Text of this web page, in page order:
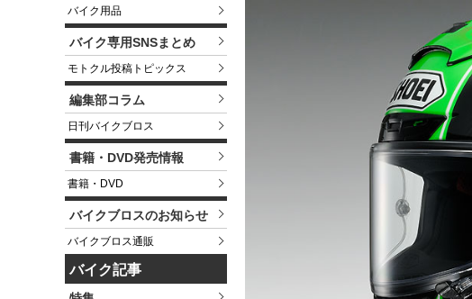
バイク用品
バイク専用SNSまとめ
モトクル投稿トピックス
編集部コラム
日刊バイクブロス
書籍・DVD発売情報
書籍・DVD
バイクブロスのお知らせ
バイクブロス通販
バイク記事